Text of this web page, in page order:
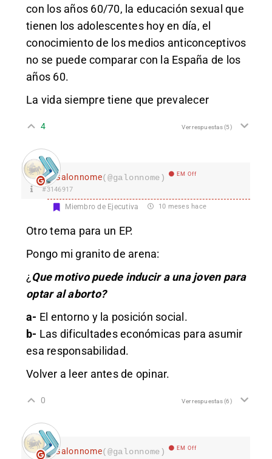
con los años 60/70, la educación sexual que
tienen los adolescentes hoy en día, el
conocimiento de los medios anticonceptivos
no se puede comparar con la España de los
años 60.
La vida siempre tiene que prevalecer
4 Ver respuestas(5)
Galonnome(@galonnome) EM Off
#3146917
Miembro de Ejecutiva 10 meses hace
Otro tema para un EP.
Pongo mi granito de arena:
¿ Que motivo puede inducir a una joven para
optar al aborto?
a- El entorno y la posición social.
b- Las dificultades económicas para asumir
esa responsabilidad.
Volver a leer antes de opinar.
0 Ver respuestas(6)
Galonnome(@galonnome) EM Off